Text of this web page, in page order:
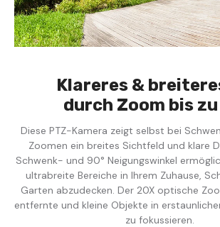
Klareres &
durch Zoom bis
Diese PTZ-Kamera zeigt selbst bei
Zoomen ein breites Sichtfeld und klare
Schwenk- und 90° Neigungswinkel
ultrabreite Bereiche in Ihrem Zuhause,
Garten abzudecken. Der 20X optische
entfernte und kleine Objekte in
zu fokussieren.